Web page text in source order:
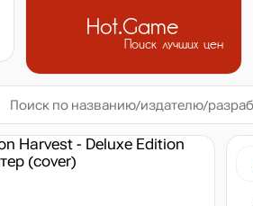
Hot.Game
Поиск лучших цен